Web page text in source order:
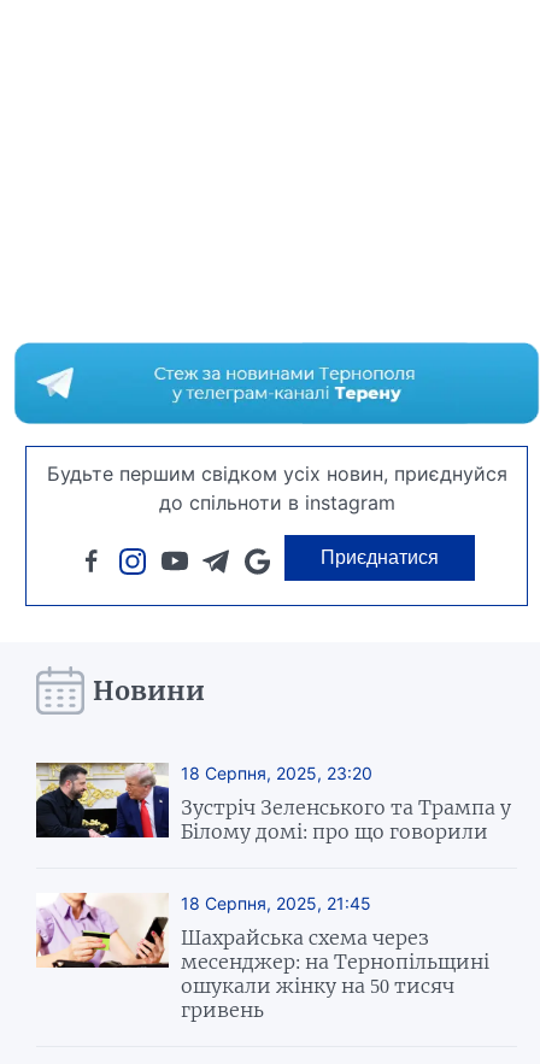
Будьте першим свідком усіх новин, приєднуйся
до спільноти в instagram
Приєднатися
Новини
18 Серпня, 2025, 23:20
Зустріч Зеленського та Трампа у
Білому домі: про що говорили
18 Серпня, 2025, 21:45
Шахрайська схема через
месенджер: на Тернопільщині
ошукали жінку на 50 тисяч
гривень